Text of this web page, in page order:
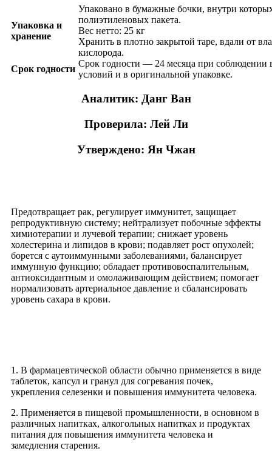
Упаковка и
хранение
Упаковано в бумажные бочки, внутри
полиэтиленовых пакета.
Вес нетто: 25 кг
Хранить в плотно закрытой таре, вдали от
кислорода.
Срок годности
Срок годности — 24 месяца при соблюдении
условий и в оригинальной упаковке.
Аналитик: Данг Ван
Проверила: Лей Ли
Утверждено: Ян Чжан
Предотвращает рак, регулирует иммунитет, защищает
репродуктивную систему; нейтрализует побочные эффекты
химиотерапии и лучевой терапии; снижает уровень
холестерина и липидов в крови; подавляет рост опухолей;
борется с аутоиммунными заболеваниями, балансирует
иммунную функцию; обладает противовоспалительным,
антиоксидантным и омолаживающим действием; помогает
нормализовать артериальное давление и сбалансировать
уровень сахара в крови.
1. В фармацевтической области обычно применяется в виде
таблеток, капсул и гранул для согревания почек,
укрепления селезенки и повышения иммунитета человека.
2. Применяется в пищевой промышленности, в основном в
различных напитках, алкогольных напитках и продуктах
питания для повышения иммунитета человека и
замедления старения.